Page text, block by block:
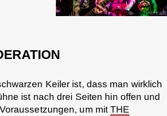
Keiler ist, dass man wirklich
ist nach drei Seiten hin offen und
um mitTHE